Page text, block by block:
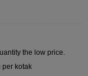
the low price.
per kotak